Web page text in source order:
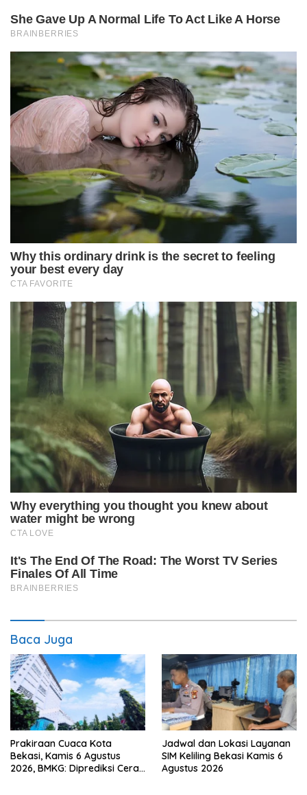
Baca Juga
Prakiraan Cuaca Kota
Bekasi, Kamis 6 Agustus
2026, BMKG: Diprediksi Cerah
Jadwal dan Lokasi Layanan
SIM Keliling Bekasi Kamis 6
Agustus 2026